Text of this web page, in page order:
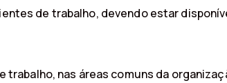
de trabalho, devendo estar
nas áreas comuns da